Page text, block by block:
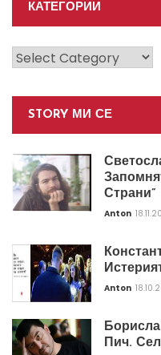
КАТЕГОРИИ
Категории
STORY МИ СЕ
Страни”
Anton
Anton
Пич.